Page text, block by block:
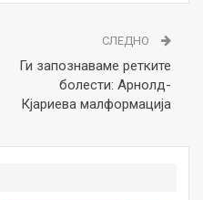
СЛЕДНО
Ги запознаваме ретките
болести: Арнолд-
Кјариева малформација